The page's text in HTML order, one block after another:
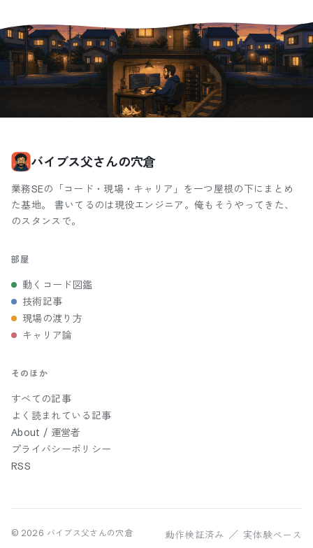
バイブス父さんの穴倉
業務SEの「コード・現場・キャリア」を一つ屋根の下にまとめ
た基地。 書いてるのは現役エンジニア。俺もそうやってきた、
のスタンスで。
部屋
動くコード図鑑
技術記事
現場の渡り方
キャリア論
そのほか
すべての記事
よく読まれている記事
About / 運営者
プライバシーポリシー
RSS
© 2026 バイブス父さんの穴倉 動作検証済み ／ 実体験ベース